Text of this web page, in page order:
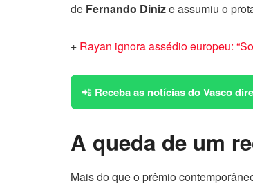
de Fernando Dinize assumiu o
+ Rayan ignora assédio europeu:
📲 Receba as notícias do Vasco
A queda de um
Mais do que o prêmio